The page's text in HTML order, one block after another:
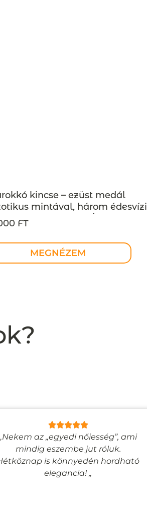
kincse – ezüst medál
mintával, három édesvízi
– MAROKKÓ kollekció –
ékszer – MEGRENDELÉSRE
FT
MEGNÉZEM
az „egyedi nőiesség”, ami
mindig eszembe jut róluk.
is könnyedén hordható
elegancia! „